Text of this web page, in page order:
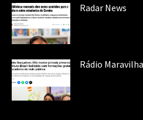
Radar News
Rádio Maravilha